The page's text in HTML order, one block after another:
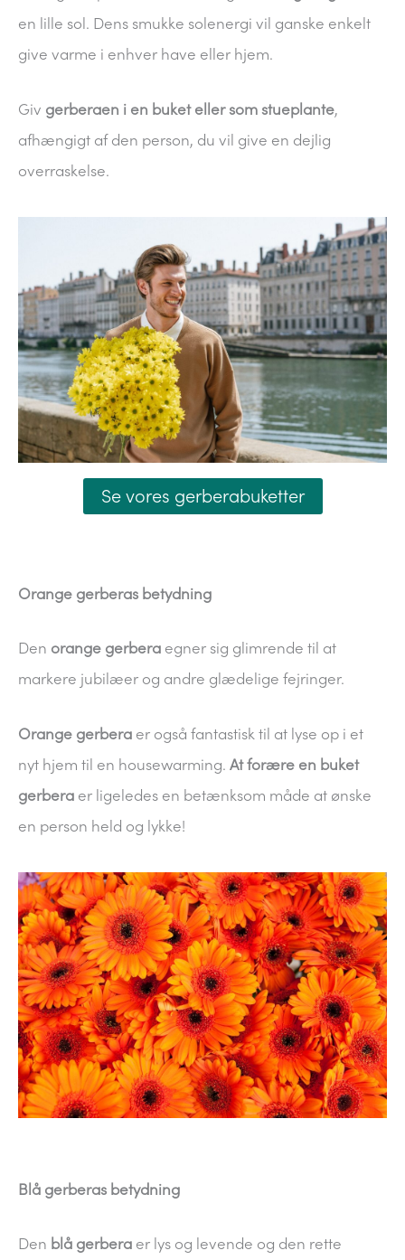
en lille sol. Dens smukke solenergi vil ganske enkelt
give varme i enhver have eller hjem.
Giv gerberaen i en buket eller som stueplante,
afhængigt af den person, du vil give en dejlig
overraskelse.
Se vores gerberabuketter
Orange gerberas betydning
Den orange gerbera egner sig glimrende til at
markere jubilæer og andre glædelige fejringer.
Orange gerbera er også fantastisk til at lyse op i et
nyt hjem til en housewarming. At forære en buket
gerbera er ligeledes en betænksom måde at ønske
en person held og lykke!
Blå gerberas betydning
Den blå gerbera er lys og levende og den rette